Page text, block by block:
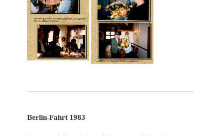
Berlin-Fahrt 1983